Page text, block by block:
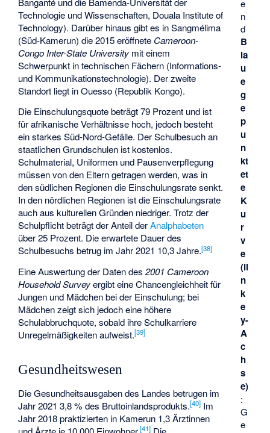
e
n
d
B
la
u
e
g
e
p
u
n
kt
et
e
K
u
r
v
e
(li
n
k
e
y-
A
c
h
s
e)
:
G
e
Technologie und Wissenschaften, Douala Institute of
Technology). Darüber hinaus gibt es in Sangmélima
(Süd-Kamerun) die 2015 eröffnete Cameroon-
Congo Inter-State University mit einem
Schwerpunkt in technischen Fächern (Informations-
und Kommunikationstechnologie). Der zweite
Standort liegt in Ouesso (Republik Kongo).
Die Einschulungsquote beträgt 79 Prozent und ist
für afrikanische Verhältnisse hoch, jedoch besteht
ein starkes Süd-Nord-Gefälle. Der Schulbesuch an
staatlichen Grundschulen ist kostenlos.
Schulmaterial, Uniformen und Pausenverpflegung
müssen von den Eltern getragen werden, was in
den südlichen Regionen die Einschulungsrate senkt.
In den nördlichen Regionen ist die Einschulungsrate
auch aus kulturellen Gründen niedriger. Trotz der
Schulpflicht beträgt der Anteil derAnalphabeten
über 25 Prozent. Die erwartete Dauer des
Schulbesuchs betrug im Jahr 2021 10,3 Jahre.[38]
Eine Auswertung der Daten des2001 Cameroon
Household Surveyergibt eine Chancengleichheit für
Jungen und Mädchen bei der Einschulung; bei
Mädchen zeigt sich jedoch eine höhere
Schulabbruchquote, sobald ihre Schulkarriere
Unregelmäßigkeiten aufweist.[39]
Gesundheitswesen
Die Gesundheitsausgaben des Landes betrugen im
Jahr 2021 3,8 % des Bruttoinlandsprodukts.[40] Im
Jahr 2018 praktizierten in Kamerun 1,3 Ärztinnen
[41]